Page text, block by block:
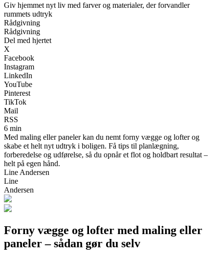
Giv hjemmet nyt liv med farver og materialer, der forvandler
rummets udtryk
Rådgivning
Rådgivning
Del med hjertet
X
Facebook
Instagram
LinkedIn
YouTube
Pinterest
TikTok
Mail
RSS
6 min
Med maling eller paneler kan du nemt forny vægge og lofter og
skabe et helt nyt udtryk i boligen. Få tips til planlægning,
forberedelse og udførelse, så du opnår et flot og holdbart resultat –
helt på egen hånd.
Line Andersen
Line
Andersen
Forny vægge og lofter med maling eller
paneler – sådan gør du selv